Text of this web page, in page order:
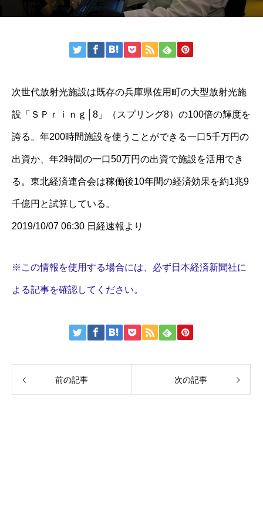
次世代放射光施設は既存の兵庫県佐用町の大型放射光施
設「ＳＰｒｉｎｇ│8」（スプリング8）の100倍の輝度を
誇る。年200時間施設を使うことができる一口5千万円の
出資か、年2時間の一口50万円の出資で施設を活用でき
る。東北経済連合会は稼働後10年間の経済効果を約1兆9
千億円と試算している。
2019/10/07 06:30 日経速報より
※この情報を使用する場合には、必ず日本経済新聞社に
よる記事を確認してください。
前の記事 次の記事